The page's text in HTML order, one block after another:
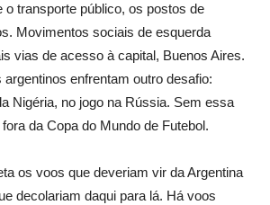
o transporte público, os postos de
Movimentos sociais de esquerda
vias de acesso à capital, Buenos Aires.
enfrentam outro desafio:
Nigéria, no jogo na Rússia. Sem essa
da Copa do Mundo de Futebol.
os voos que deveriam vir da Argentina
decolariam daqui para lá. Há voos